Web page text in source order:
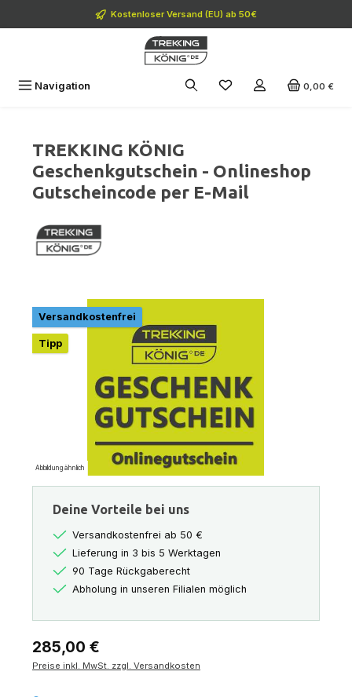
Zum Hauptinhalt springenKostenloser Versand (EU) ab 50€
Navigation 0,00 €
TREKKING KÖNIG
Geschenkgutschein - Onlineshop
Gutscheincode per E-Mail
Bildergalerie überspringen
Versandkostenfrei
Tipp
Abbildung ähnlich
Deine Vorteile bei uns
Versandkostenfrei ab 50 €
Lieferung in 3 bis 5 Werktagen
90 Tage Rückgaberecht
Abholung in unseren Filialen möglich
Regulärer Preis:
285,00 €
Preise inkl. MwSt. zzgl. Versandkosten